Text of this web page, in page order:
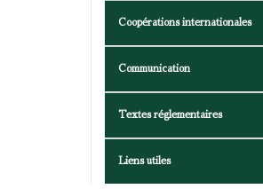
Coopérations internationales
Communication
Textes réglementaires
Liens utiles